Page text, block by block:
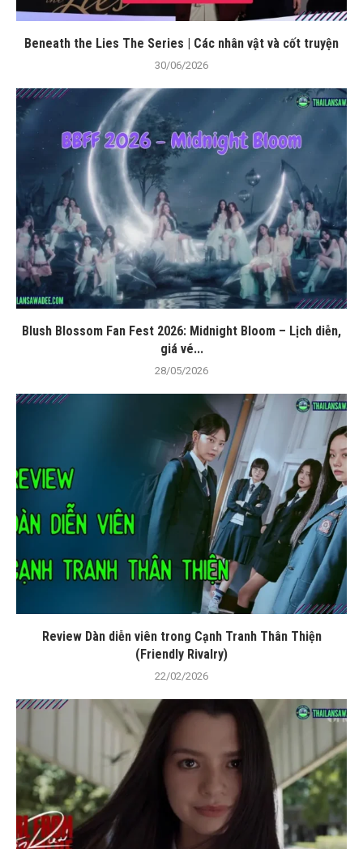
Beneath the Lies The Series | Các nhân vật và cốt truyện
30/06/2026
Blush Blossom Fan Fest 2026: Midnight Bloom – Lịch diễn,
giá vé...
28/05/2026
Review Dàn diễn viên trong Cạnh Tranh Thân Thiện
(Friendly Rivalry)
22/02/2026